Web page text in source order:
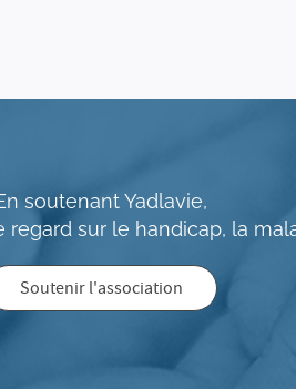
soutenant Yadlavie,
sur le handicap, la
Soutenir l'association